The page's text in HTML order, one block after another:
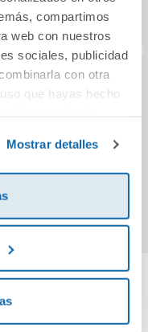
compartimos
web con nuestros
sociales, publicidad
con otra
que hayas hecho
Mostrar detalles
con botas
Comprar